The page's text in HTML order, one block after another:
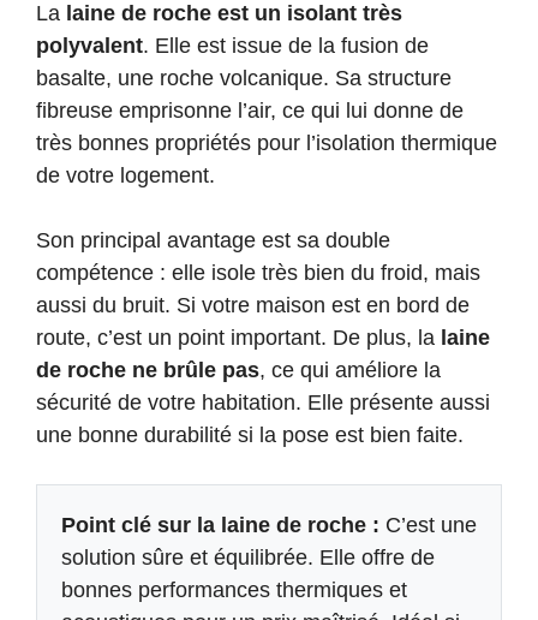
La laine de roche est un isolant très
polyvalent. Elle est issue de la fusion de
basalte, une roche volcanique. Sa structure
fibreuse emprisonne l’air, ce qui lui donne de
très bonnes propriétés pour l’isolation thermique
de votre logement.
Son principal avantage est sa double
compétence : elle isole très bien du froid, mais
aussi du bruit. Si votre maison est en bord de
route, c’est un point important. De plus, la laine
de roche ne brûle pas, ce qui améliore la
sécurité de votre habitation. Elle présente aussi
une bonne durabilité si la pose est bien faite.
Point clé sur la laine de roche : C’est une
solution sûre et équilibrée. Elle offre de
bonnes performances thermiques et